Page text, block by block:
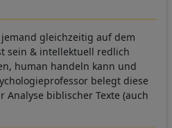
gleichzeitig auf dem
sein & intellektuell redlich
human handeln kann und
belegt diese
Analyse biblischer Texte (auch